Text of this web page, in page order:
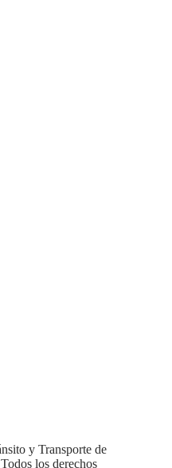
y Transporte de
los derechos